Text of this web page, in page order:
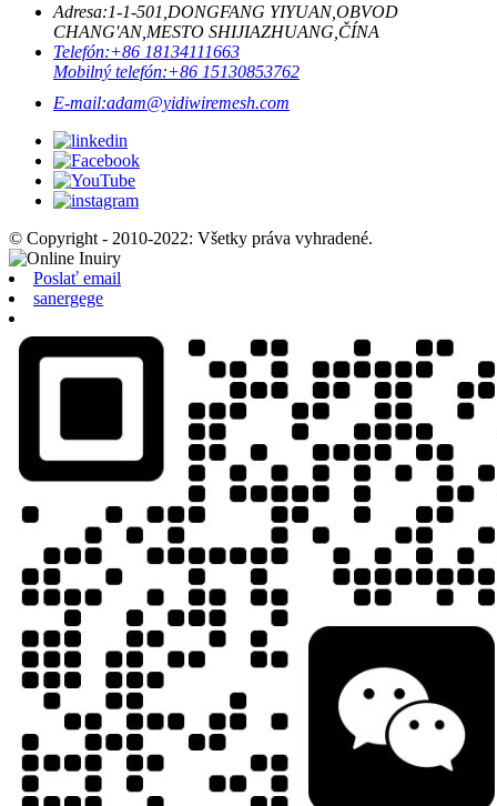
Adresa:1-1-501,DONGFANG YIYUAN,OBVOD
CHANG'AN,MESTO SHIJIAZHUANG,ČÍNA
Telefón:+86 18134111663
Mobilný telefón:+86 15130853762
E-mail:adam@yidiwiremesh.com
© Copyright - 2010-2022: Všetky práva vyhradené.
Poslať email
sanergege